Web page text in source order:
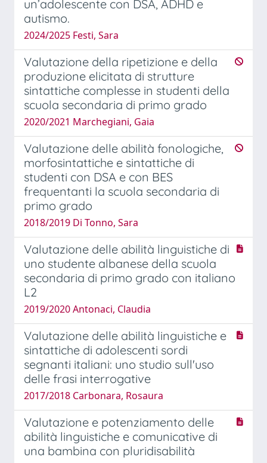
un’adolescente con DSA, ADHD e
autismo.
2024/2025 Festi, Sara
Valutazione della ripetizione e della
produzione elicitata di strutture
sintattiche complesse in studenti della
scuola secondaria di primo grado
2020/2021 Marchegiani, Gaia
Valutazione delle abilità fonologiche,
morfosintattiche e sintattiche di
studenti con DSA e con BES
frequentanti la scuola secondaria di
primo grado
2018/2019 Di Tonno, Sara
Valutazione delle abilità linguistiche di
uno studente albanese della scuola
secondaria di primo grado con italiano
L2
2019/2020 Antonaci, Claudia
Valutazione delle abilità linguistiche e
sintattiche di adolescenti sordi
segnanti italiani: uno studio sull'uso
delle frasi interrogative
2017/2018 Carbonara, Rosaura
Valutazione e potenziamento delle
abilità linguistiche e comunicative di
una bambina con pluridisabilità